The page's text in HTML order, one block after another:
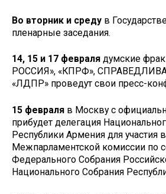
Во вторник и среду в
пленарные заседания.
14, 15 и 17 февраля думские
РОССИЯ», «КПРФ»,
«ЛДПР» проведут свои пресс-
15 февраля в Москву с
прибудет делегация
Республики Армения для участия
Межпарламентской комиссии по
Федерального Собрания
Национального Собрания